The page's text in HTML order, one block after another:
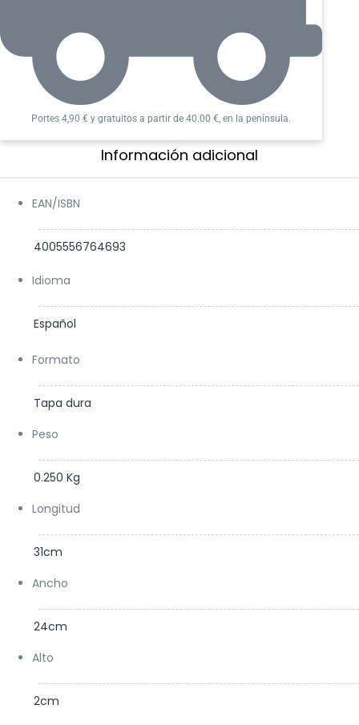
ATENCIÓN: no apropiado para niños menores de 3
años por contener piezas pequeñas.
Portes 4,90 € y gratuitos a partir de 40.00 €, en la península.
Información adicional​
EAN/ISBN
4005556764693
Idioma
Español
Formato
Tapa dura
Peso
0.250 Kg
Longitud
31cm
Ancho
24cm
Alto
2cm